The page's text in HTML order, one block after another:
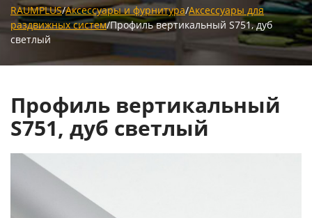
RAUMPLUS/Аксессуары и фурнитура/Аксессуары для
раздвижных систем/Профиль вертикальный S751, дуб
светлый
Профиль вертикальный
S751, дуб светлый